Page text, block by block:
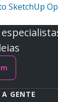
SketchUp
A GENTE